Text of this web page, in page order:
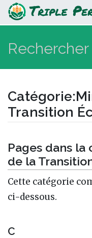
Ministère
Écologique
Catégorie:
Transition
Pages dans
de la
Cette catégorie
ci-dessous.
C